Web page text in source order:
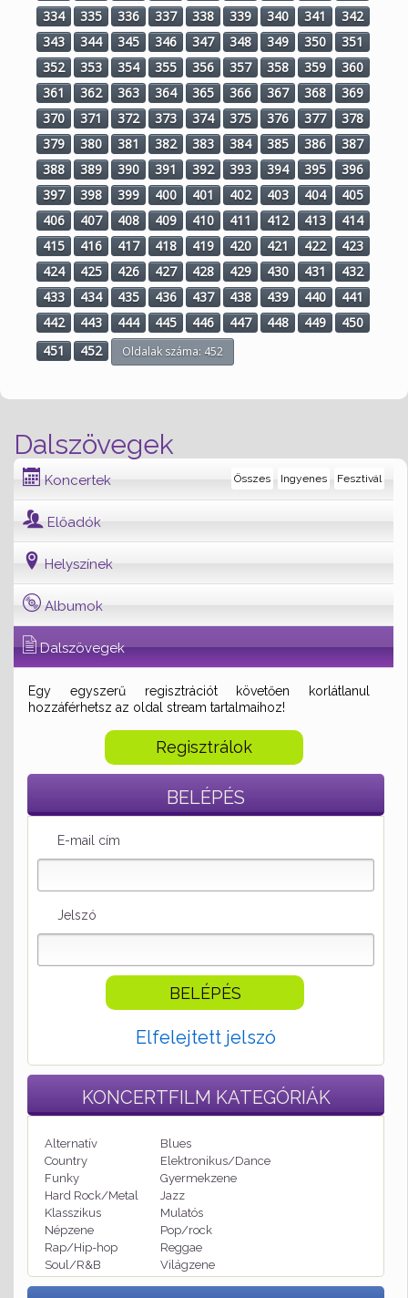
Dalszövegek
Koncertek Fesztivál
Ingyenes
Összes
Előadók
Helyszínek
Albumok
Dalszövegek
Egy egyszerű regisztrációt követően korlátlanul
hozzáférhetsz az oldal stream tartalmaihoz!
Regisztrálok
BELÉPÉS
E-mail cím
Jelszó
Elfelejtett jelszó
KONCERTFILM KATEGÓRIÁK
Alternatív
Blues
Country
Elektronikus/Dance
Funky
Gyermekzene
Hard Rock/Metal
Jazz
Klasszikus
Mulatós
Népzene
Pop/rock
Rap/Hip-hop
Reggae
Soul/R&B
Világzene
334
335 336 337 338 339 340 341
342
343
344 345 346 347 348 349 350
351
352
353 354 355 356 357 358 359
360
361
362 363 364 365 366 367 368
369
370
371 372 373 374 375 376 377
378
379
380 381 382 383 384 385 386
387
388
389 390 391 392 393 394 395
396
397
398 399 400 401 402 403 404
405
406
407 408 409 410 411 412 413
414
415
416 417 418 419 420 421 422
423
424
425 426 427 428 429 430 431
432
433
434 435 436 437 438 439 440
441
442
443 444 445 446 447 448 449
450
451
452 Oldalak száma: 452